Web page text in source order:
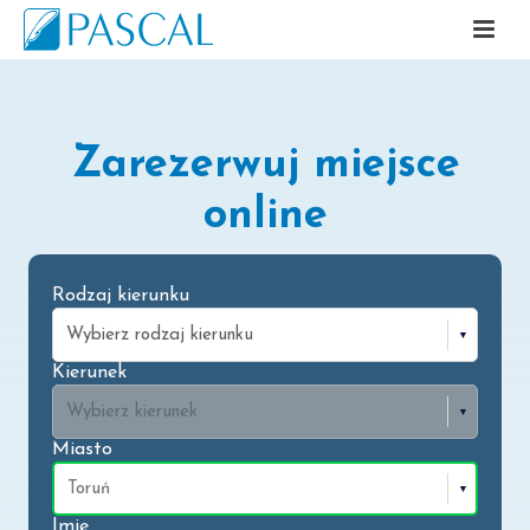
Zarezerwuj miejsce
online
Rodzaj kierunku
Kierunek
Miasto